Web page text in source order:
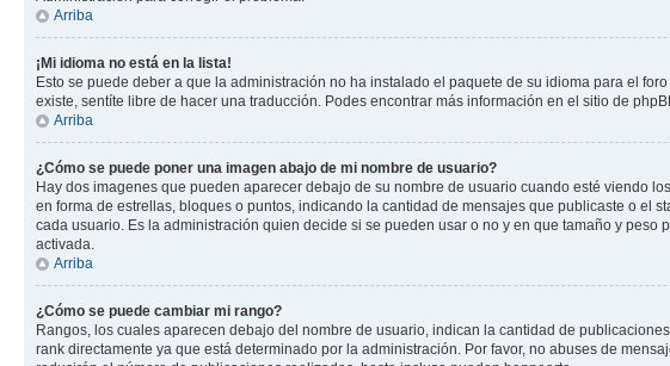
Arriba
¡Mi idioma no está en la lista!
Esto se puede deber a que la administración no ha instalado el paquete de su idioma para el
existe, sentíte libre de hacer una traducción. Podes encontrar más información en el sitio de
Arriba
¿Cómo se puede poner una imagen abajo de mi nombre de usuario?
Hay dos imagenes que pueden aparecer debajo de su nombre de usuario cuando esté viendo
en forma de estrellas, bloques o puntos, indicando la cantidad de mensajes que publicaste o el
cada usuario. Es la administración quien decide si se pueden usar o no y en que tamaño y
activada.
Arriba
¿Cómo se puede cambiar mi rango?
Rangos, los cuales aparecen debajo del nombre de usuario, indican la cantidad de
rank directamente ya que está determinado por la administración. Por favor, no abuses de